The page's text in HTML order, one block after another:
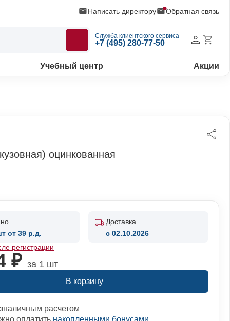
Написать директору Обратная связь
Служба клиентского сервиса
+7 (495) 280-77-50
Учебный центр Акции
оцинкованная
от 39 р.д.
Доставка
c 02.10.2026
регистрации
₽ за 1 шт
В корзину
расчетом
оплатить накопленными бонусами